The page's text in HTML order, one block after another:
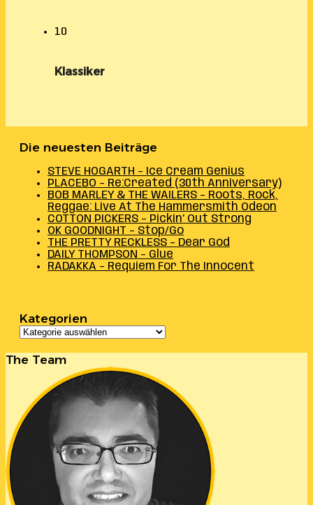
10
Klassiker
Die neuesten Beiträge
STEVE HOGARTH – Ice Cream Genius
PLACEBO – Re:Created (30th Anniversary)
BOB MARLEY & THE WAILERS – Roots, Rock,
Reggae: Live At The Hammersmith Odeon
COTTON PICKERS – Pickin’ Out Strong
OK GOODNIGHT – Stop/Go
THE PRETTY RECKLESS – Dear God
DAILY THOMPSON – Glue
RADAKKA – Requiem For The Innocent
Kategorien
Kategorien
The Team